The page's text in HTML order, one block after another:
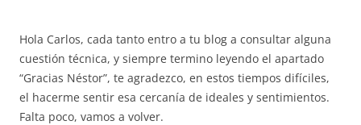
Hola Carlos, cada tanto entro a tu blog a consultar alguna
cuestión técnica, y siempre termino leyendo el apartado
“Gracias Néstor”, te agradezco, en estos tiempos difíciles,
el hacerme sentir esa cercanía de ideales y sentimientos.
Falta poco, vamos a volver.